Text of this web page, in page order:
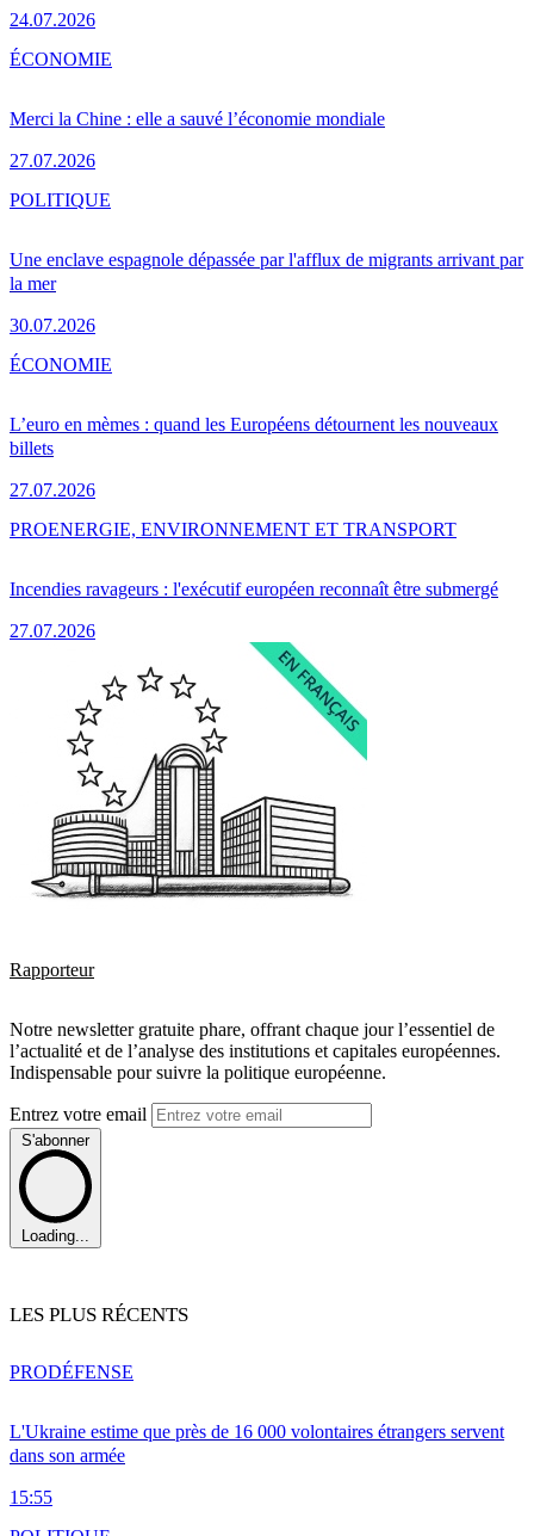
24.07.2026
Merci la Chine : elle a sauvé l’économie mondiale
27.07.2026
ÉCONOMIE
Une enclave espagnole dépassée par l'afflux de migrants arrivant par
la mer
30.07.2026
POLITIQUE
L’euro en mèmes : quand les Européens détournent les nouveaux
billets
27.07.2026
ÉCONOMIE
Incendies ravageurs : l'exécutif européen reconnaît être submergé
27.07.2026
PROENERGIE, ENVIRONNEMENT ET TRANSPORT
Rapporteur
Notre newsletter gratuite phare, offrant chaque jour l’essentiel de
l’actualité et de l’analyse des institutions et capitales européennes.
Indispensable pour suivre la politique européenne.
Entrez votre email
S'abonner
Loading...
LES PLUS RÉCENTS
L'Ukraine estime que près de 16 000 volontaires étrangers servent
dans son armée
15:55
PRODÉFENSE